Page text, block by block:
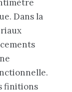
Dans la
finitions